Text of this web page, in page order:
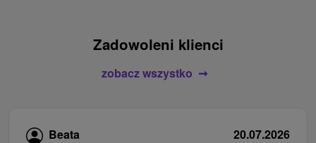
Zadowoleni klienci
zobacz wszystko
Beata 20.07.2026